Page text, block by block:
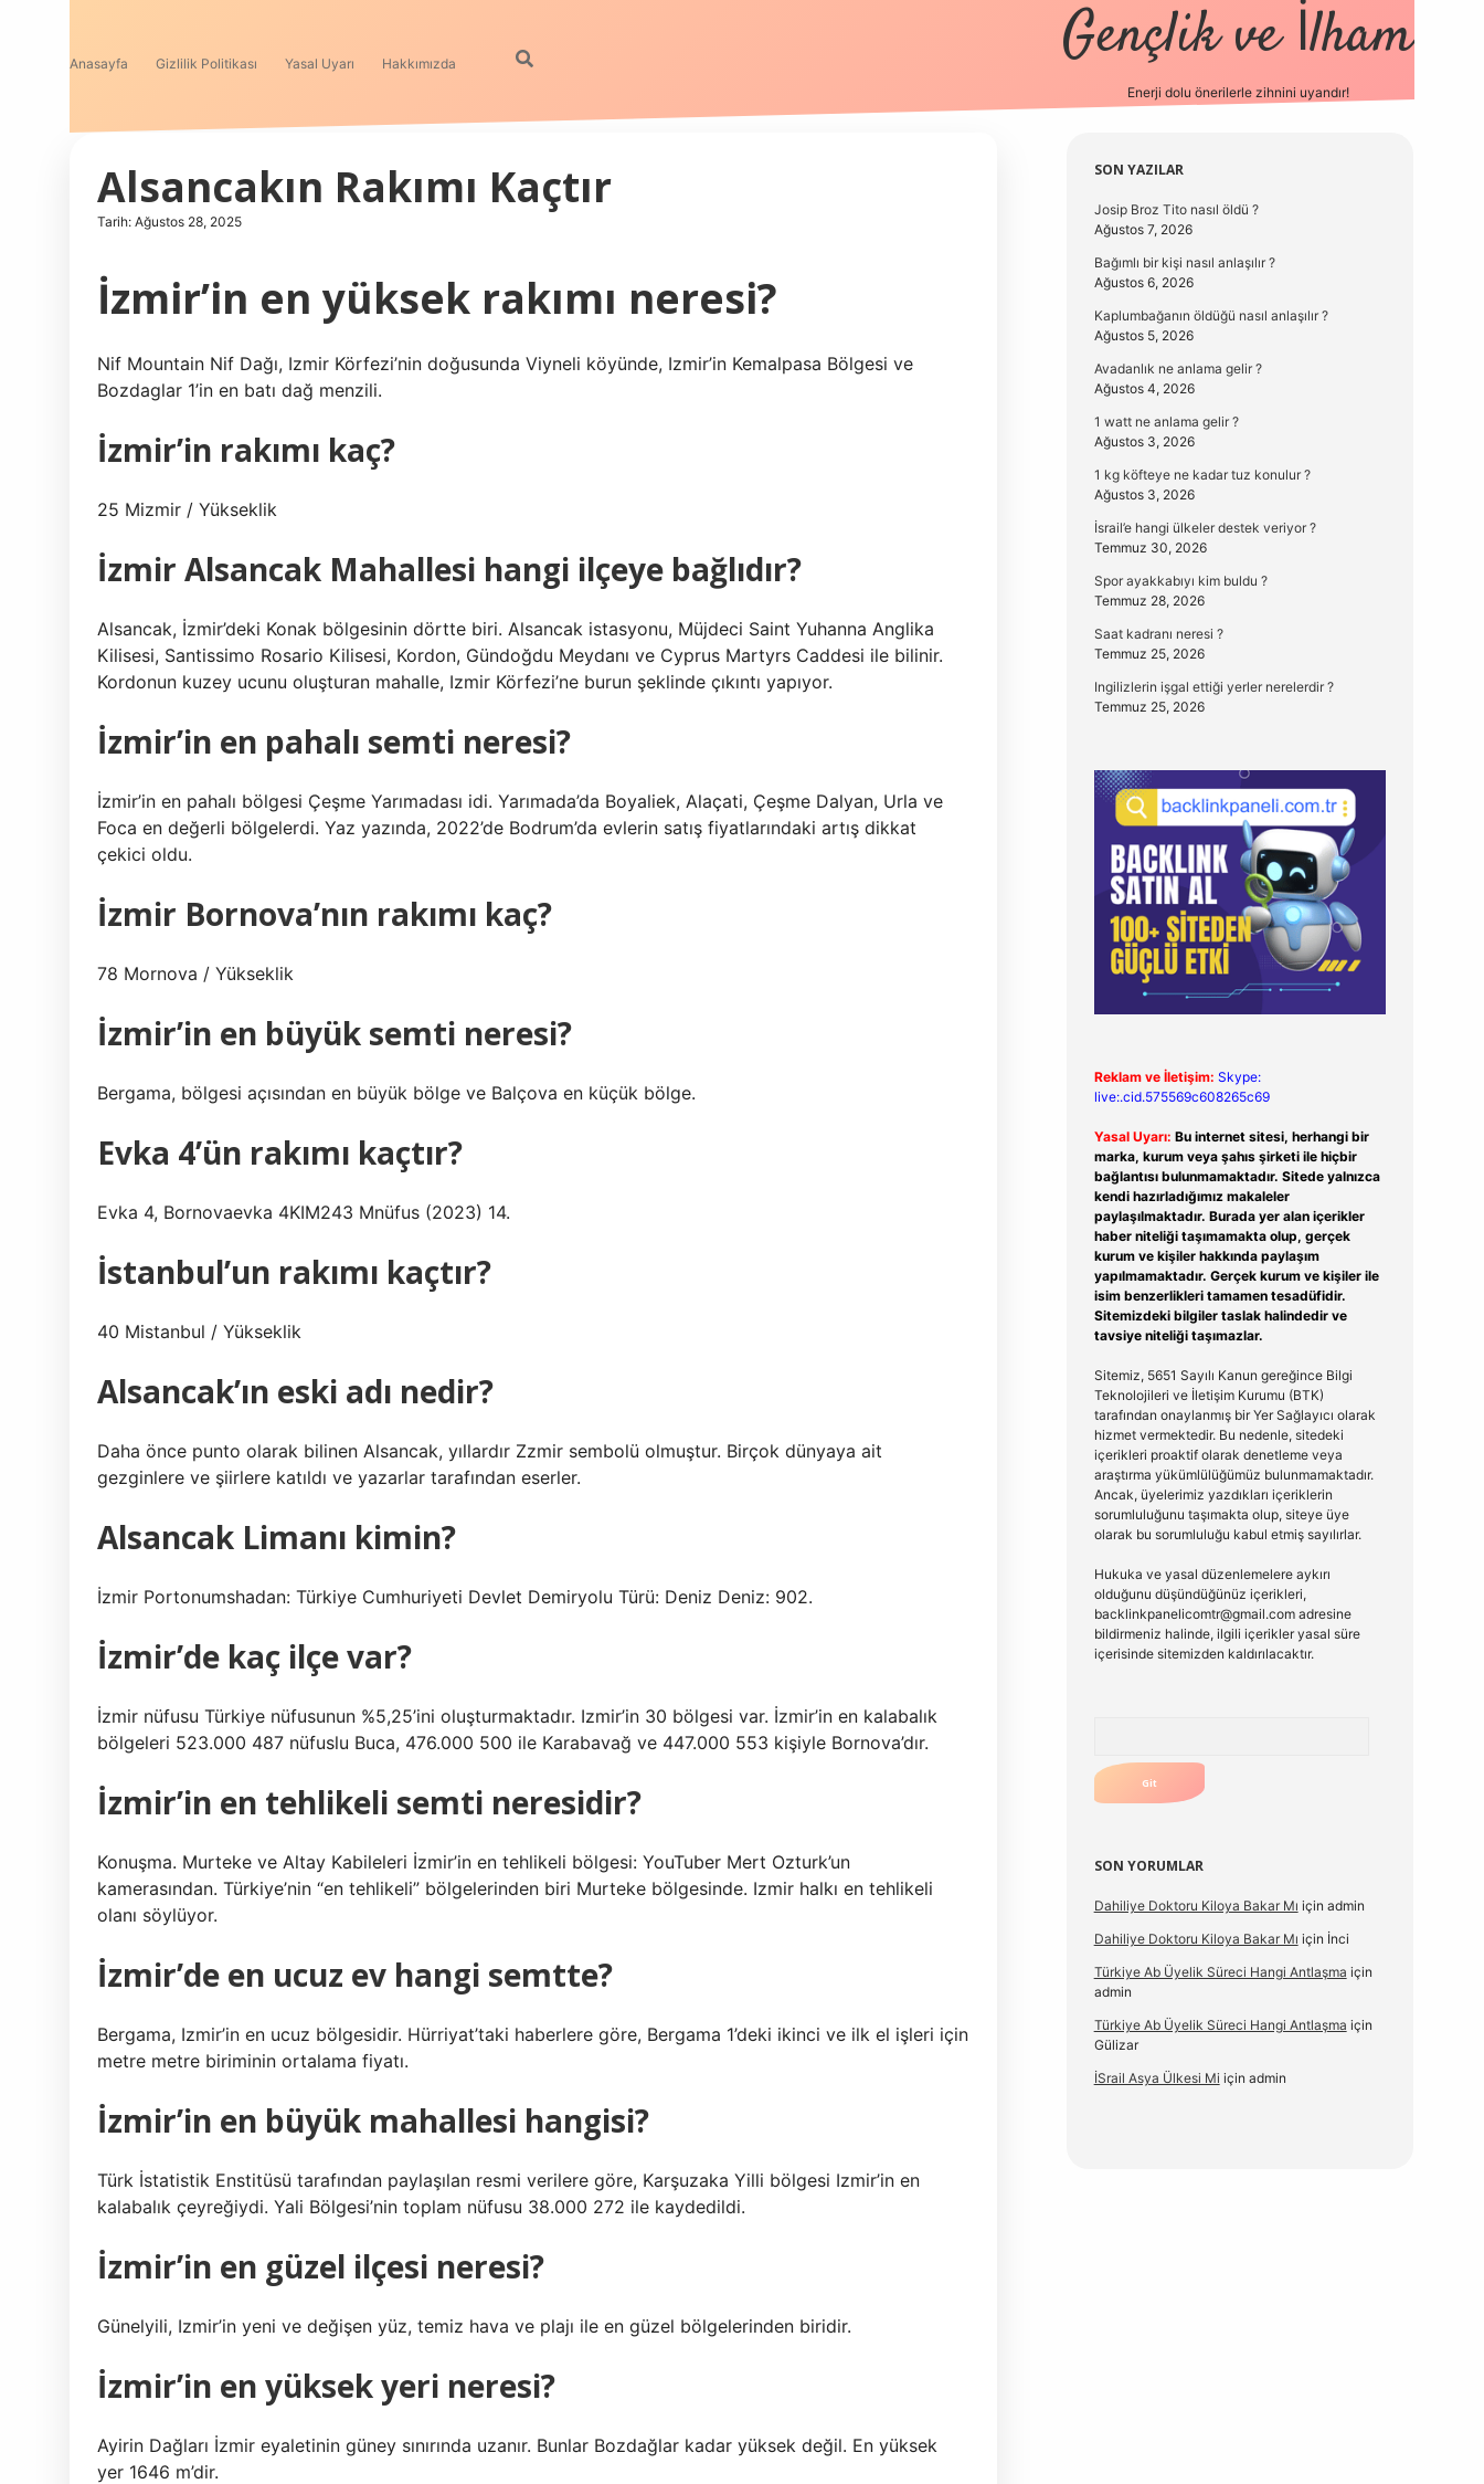
Anasayfa Gizlilik Politikası Yasal Uyarı Hakkımızda Gençlik ve İlham
Enerji dolu önerilerle zihnini uyandır!
Alsancakın Rakımı Kaçtır
Tarih: Ağustos 28, 2025
İzmir’in en yüksek rakımı neresi?
Nif Mountain Nif Dağı, Izmir Körfezi’nin doğusunda Viyneli köyünde, Izmir’in Kemalpasa Bölgesi ve
Bozdaglar 1’in en batı dağ menzili.
İzmir’in rakımı kaç?
25 Mizmir / Yükseklik
İzmir Alsancak Mahallesi hangi ilçeye bağlıdır?
Alsancak, İzmir’deki Konak bölgesinin dörtte biri. Alsancak istasyonu, Müjdeci Saint Yuhanna Anglika
Kilisesi, Santissimo Rosario Kilisesi, Kordon, Gündoğdu Meydanı ve Cyprus Martyrs Caddesi ile bilinir.
Kordonun kuzey ucunu oluşturan mahalle, Izmir Körfezi’ne burun şeklinde çıkıntı yapıyor.
İzmir’in en pahalı semti neresi?
İzmir’in en pahalı bölgesi Çeşme Yarımadası idi. Yarımada’da Boyaliek, Alaçati, Çeşme Dalyan, Urla ve
Foca en değerli bölgelerdi. Yaz yazında, 2022’de Bodrum’da evlerin satış fiyatlarındaki artış dikkat
çekici oldu.
İzmir Bornova’nın rakımı kaç?
78 Mornova / Yükseklik
İzmir’in en büyük semti neresi?
Bergama, bölgesi açısından en büyük bölge ve Balçova en küçük bölge.
Evka 4’ün rakımı kaçtır?
Evka 4, Bornovaevka 4KIM243 Mnüfus (2023) 14.
İstanbul’un rakımı kaçtır?
40 Mistanbul / Yükseklik
Alsancak’ın eski adı nedir?
Daha önce punto olarak bilinen Alsancak, yıllardır Zzmir sembolü olmuştur. Birçok dünyaya ait
gezginlere ve şiirlere katıldı ve yazarlar tarafından eserler.
Alsancak Limanı kimin?
İzmir Portonumshadan: Türkiye Cumhuriyeti Devlet Demiryolu Türü: Deniz Deniz: 902.
İzmir’de kaç ilçe var?
İzmir nüfusu Türkiye nüfusunun %5,25’ini oluşturmaktadır. Izmir’in 30 bölgesi var. İzmir’in en kalabalık
bölgeleri 523.000 487 nüfuslu Buca, 476.000 500 ile Karabavağ ve 447.000 553 kişiyle Bornova’dır.
İzmir’in en tehlikeli semti neresidir?
Konuşma. Murteke ve Altay Kabileleri İzmir’in en tehlikeli bölgesi: YouTuber Mert Ozturk’un
kamerasından. Türkiye’nin “en tehlikeli” bölgelerinden biri Murteke bölgesinde. Izmir halkı en tehlikeli
olanı söylüyor.
İzmir’de en ucuz ev hangi semtte?
Bergama, Izmir’in en ucuz bölgesidir. Hürriyat’taki haberlere göre, Bergama 1’deki ikinci ve ilk el işleri için
metre metre biriminin ortalama fiyatı.
İzmir’in en büyük mahallesi hangisi?
Türk İstatistik Enstitüsü tarafından paylaşılan resmi verilere göre, Karşuzaka Yilli bölgesi Izmir’in en
kalabalık çeyreğiydi. Yali Bölgesi’nin toplam nüfusu 38.000 272 ile kaydedildi.
İzmir’in en güzel ilçesi neresi?
Günelyili, Izmir’in yeni ve değişen yüz, temiz hava ve plajı ile en güzel bölgelerinden biridir.
İzmir’in en yüksek yeri neresi?
Ayirin Dağları İzmir eyaletinin güney sınırında uzanır. Bunlar Bozdağlar kadar yüksek değil. En yüksek
yer 1646 m’dir.
Sidebar
SON YAZILAR
Josip Broz Tito nasıl öldü ?
Ağustos 7, 2026
Bağımlı bir kişi nasıl anlaşılır ?
Ağustos 6, 2026
Kaplumbağanın öldüğü nasıl anlaşılır ?
Ağustos 5, 2026
Avadanlık ne anlama gelir ?
Ağustos 4, 2026
1 watt ne anlama gelir ?
Ağustos 3, 2026
1 kg köfteye ne kadar tuz konulur ?
Ağustos 3, 2026
İsrail’e hangi ülkeler destek veriyor ?
Temmuz 30, 2026
Spor ayakkabıyı kim buldu ?
Temmuz 28, 2026
Saat kadranı neresi ?
Temmuz 25, 2026
Ingilizlerin işgal ettiği yerler nerelerdir ?
Temmuz 25, 2026
Reklam ve İletişim: Skype:
live:.cid.575569c608265c69
Yasal Uyarı: Bu internet sitesi, herhangi bir
marka, kurum veya şahıs şirketi ile hiçbir
bağlantısı bulunmamaktadır. Sitede yalnızca
kendi hazırladığımız makaleler
paylaşılmaktadır. Burada yer alan içerikler
haber niteliği taşımamakta olup, gerçek
kurum ve kişiler hakkında paylaşım
yapılmamaktadır. Gerçek kurum ve kişiler ile
isim benzerlikleri tamamen tesadüfidir.
Sitemizdeki bilgiler taslak halindedir ve
tavsiye niteliği taşımazlar.
Sitemiz, 5651 Sayılı Kanun gereğince Bilgi
Teknolojileri ve İletişim Kurumu (BTK)
tarafından onaylanmış bir Yer Sağlayıcı olarak
hizmet vermektedir. Bu nedenle, sitedeki
içerikleri proaktif olarak denetleme veya
araştırma yükümlülüğümüz bulunmamaktadır.
Ancak, üyelerimiz yazdıkları içeriklerin
sorumluluğunu taşımakta olup, siteye üye
olarak bu sorumluluğu kabul etmiş sayılırlar.
Hukuka ve yasal düzenlemelere aykırı
olduğunu düşündüğünüz içerikleri,
backlinkpanelicomtr@gmail.comadresine
bildirmeniz halinde, ilgili içerikler yasal süre
içerisinde sitemizden kaldırılacaktır.
SON YORUMLAR
Dahiliye Doktoru Kiloya Bakar Mı için admin
Dahiliye Doktoru Kiloya Bakar Mı için İnci
Türkiye Ab Üyelik Süreci Hangi Antlaşma için
admin
Türkiye Ab Üyelik Süreci Hangi Antlaşma için
Gülizar
İSrail Asya Ülkesi Mi için admin